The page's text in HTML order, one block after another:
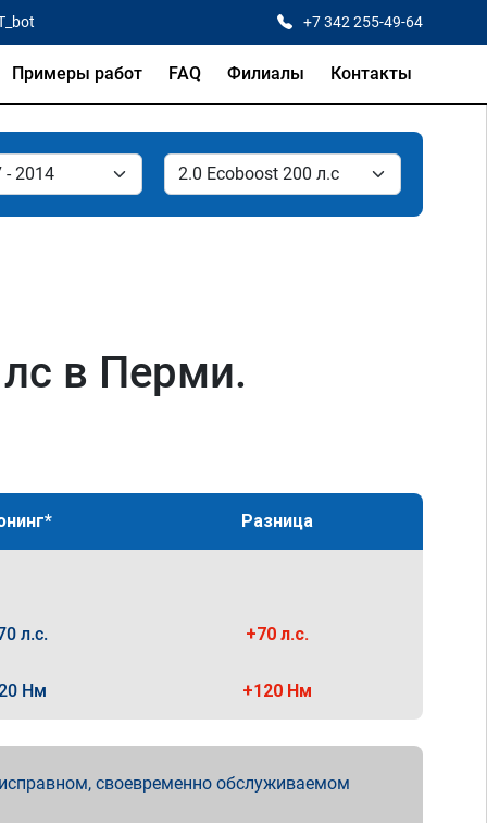
+7 342 255-49-64
Примеры работ FAQ Филиалы Контакты
в Перми.
Разница
л.с. +70 л.с.
Нм +120 Нм
своевременно обслуживаемом